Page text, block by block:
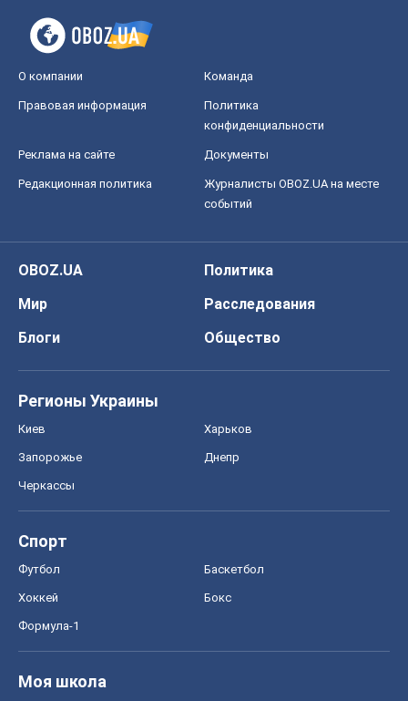
О компании Команда
Правовая информация
Политика
конфиденциальности
Реклама на сайте Документы
Редакционная политика
Журналисты OBOZ.UA на месте
событий
OBOZ.UA
Политика
Мир
Расследования
Блоги
Общество
Регионы Украины
Киев Харьков
Запорожье Днепр
Черкассы
Спорт
Футбол Баскетбол
Хоккей Бокс
Формула-1
Моя школа